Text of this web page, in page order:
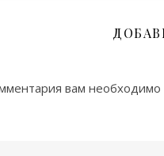
вам необходимо